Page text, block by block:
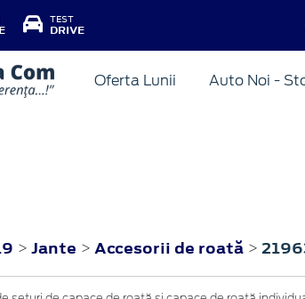
TEST
DRIVE
Oferta Lunii Auto Noi -
> Jante > Accesorii de roată >